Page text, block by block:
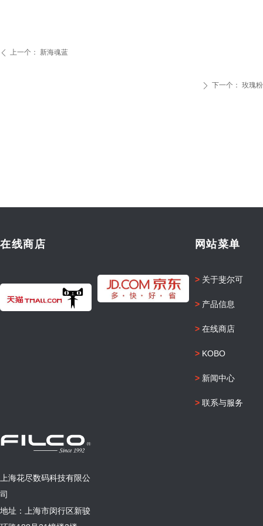
ꄴ 上一个： 新海魂蓝
ꄲ 下一个： 玫瑰粉
网站菜单
>关于斐尔可
>产品信息
>在线商店
>KOBO
>新闻中心
>联系与服务
在线商店
上海花尽数码科技有限公
司
地址：上海市闵行区新骏